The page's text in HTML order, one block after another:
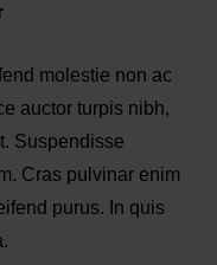
molestie non ac
auctor turpis nibh,
Suspendisse
Cras pulvinar enim
purus. In quis